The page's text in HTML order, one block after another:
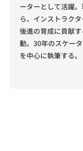
ーターとして活躍
ら、インストラク
後進の育成に貢献
動。30年のスケー
を中心に執筆する。